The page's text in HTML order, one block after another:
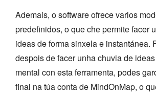
Ademais, o software ofrece varios
predefinidos, o que che permite facer
ideas de forma sinxela e instantánea.
despois de facer unha chuvia de
mental con esta ferramenta, podes
final na túa conta de MindOnMap, o